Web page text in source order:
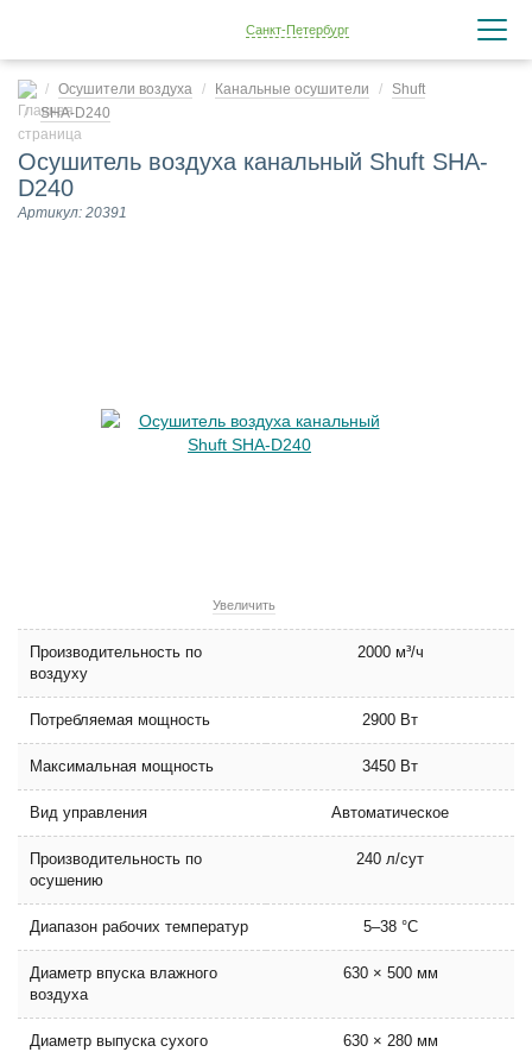
Санкт-Петербург
Осушители воздуха Канальные осушители
Shuft
SHA-D240
Осушитель воздуха канальный Shuft SHA-
D240
Артикул: 20391
Увеличить
Производительность по
воздуху
2000 м³/ч
Потребляемая мощность 2900 Вт
Максимальная мощность 3450 Вт
Вид управления Автоматическое
Производительность по
осушению
240 л/сут
Диапазон рабочих температур 5–38 °С
Диаметр впуска влажного
воздуха
630 × 500 мм
Диаметр выпуска сухого
630 × 280 мм